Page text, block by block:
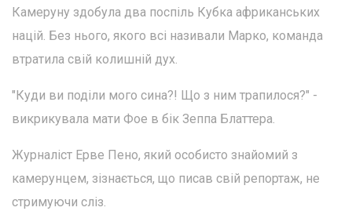
Камеруну здобула два поспіль Кубка африканських
націй. Без нього, якого всі називали Марко, команда
втратила свій колишній дух.
"Куди ви поділи мого сина?! Що з ним трапилося?" -
викрикувала мати Фое в бік Зеппа Блаттера.
Журналіст Ерве Пено, який особисто знайомий з
камерунцем, зізнається, що писав свій репортаж, не
стримуючи сліз.